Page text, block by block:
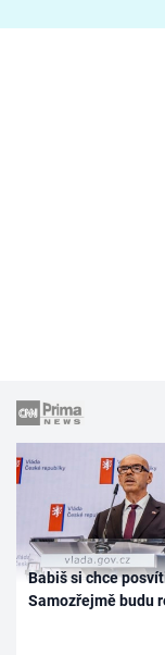
Babiš si chce
Samozřejmě budu